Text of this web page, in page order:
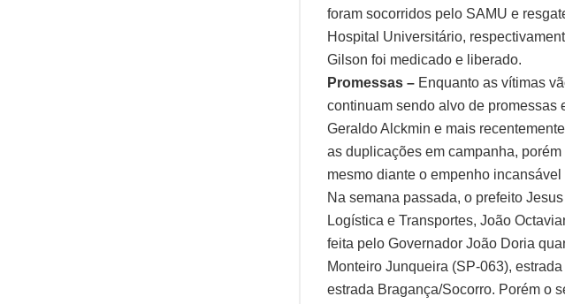
foram socorridos pelo SAMU e
Hospital Universitário,
Gilson foi medicado e liberado.
Promessas – Enquanto as vítimas
continuam sendo alvo de promessas
Geraldo Alckmin e mais
as duplicações em campanha,
mesmo diante o empenho
Na semana passada, o prefeito
Logística e Transportes, João
feita pelo Governador João Doria
Monteiro Junqueira (SP-063),
estrada Bragança/Socorro. Porém o